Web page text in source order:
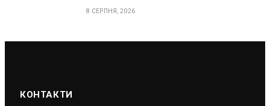
8 СЕРПНЯ, 2026
КОНТАКТИ